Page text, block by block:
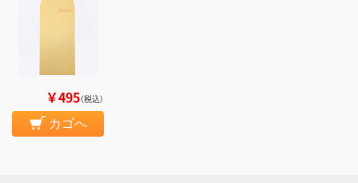
￥495（税込）
カゴへ